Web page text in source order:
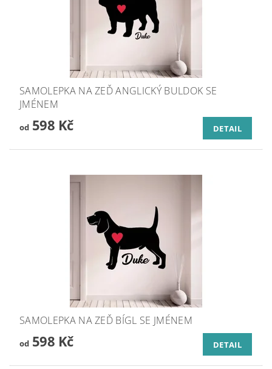
SAMOLEPKA NA ZEĎ ANGLICKÝ BULDOK SE
JMÉNEM
od598 Kč DETAIL
SAMOLEPKA NA ZEĎ BÍGL SE JMÉNEM
od598 Kč DETAIL